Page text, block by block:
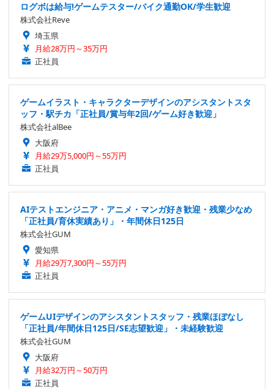
ログボは給与!ゲームテスター/バイク通勤OK/学生歓迎
株式会社Reve
埼玉県
月給28万円～35万円
正社員
ゲームイラスト・キャラクターデザインのアシスタントスタ
ッフ・駅チカ「正社員/賞与年2回/ゲーム好き歓迎」
株式会社alBee
大阪府
月給29万5,000円～55万円
正社員
AIテストエンジニア・アニメ・マンガ好き歓迎・残業少なめ
「正社員/育休実績あり」・年間休日125日
株式会社GUM
愛知県
月給29万7,300円～55万円
正社員
ゲームUIデザインのアシスタントスタッフ・残業ほぼなし
「正社員/年間休日125日/SE志望歓迎」・未経験歓迎
株式会社GUM
大阪府
月給32万円～50万円
正社員